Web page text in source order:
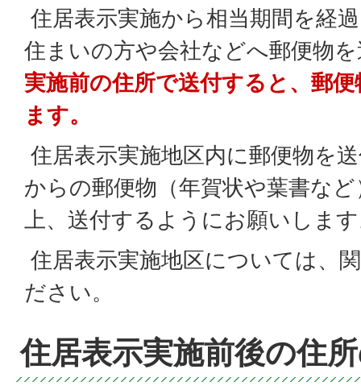
住居表示実施から相当期間を経
住まいの方や会社などへ郵便物
実施前の住所で送付すると、郵
ます。
住居表示実施地区内に郵便物を
からの郵便物（年賀状や葉書な
上、送付するようにお願いしま
住居表示実施地区については、
ださい。
住居表示実施前後の住